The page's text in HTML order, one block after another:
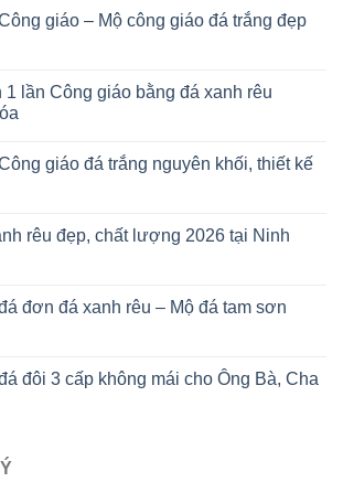
giáo – Mộ công giáo đá trắng đẹp
1 lần Công giáo bằng đá xanh rêu
giáo đá trắng nguyên khối, thiết kế
rêu đẹp, chất lượng 2026 tại Ninh
đơn đá xanh rêu – Mộ đá tam sơn
đôi 3 cấp không mái cho Ông Bà, Cha